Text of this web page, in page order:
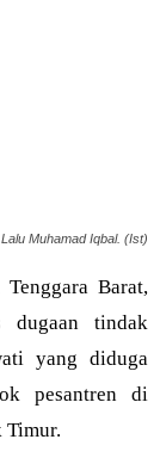
Muhamad Iqbal. (Ist)
Barat,
dugaan tindak
yang diduga
pesantren di
Timur.